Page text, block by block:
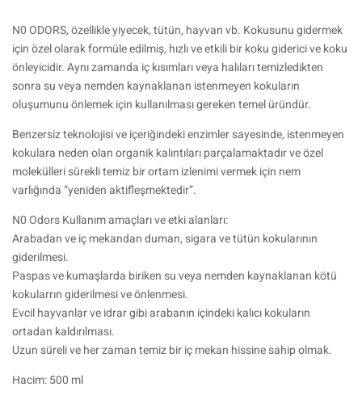
N0 ODORS, özellikle yiyecek, tütün, hayvan vb. Kokusunu gidermek
için özel olarak formüle edilmiş, hızlı ve etkili bir koku giderici ve koku
önleyicidir. Aynı zamanda iç kısımları veya halıları temizledikten
sonra su veya nemden kaynaklanan istenmeyen kokuların
oluşumunu önlemek için kullanılması gereken temel üründür.
Benzersiz teknolojisi ve içeriğindeki enzimler sayesinde, istenmeyen
kokulara neden olan organik kalıntıları parçalamaktadır ve özel
molekülleri sürekli temiz bir ortam izlenimi vermek için nem
varlığında “yeniden aktifleşmektedir”.
N0 Odors Kullanım amaçları ve etki alanları:
Arabadan ve iç mekandan duman, sigara ve tütün kokularının
giderilmesi.
Paspas ve kumaşlarda biriken su veya nemden kaynaklanan kötü
kokularrın giderilmesi ve önlenmesi.
Evcil hayvanlar ve idrar gibi arabanın içindeki kalıcı kokuların
ortadan kaldırılması.
Uzun süreli ve her zaman temiz bir iç mekan hissine sahip olmak.
Hacim: 500 ml